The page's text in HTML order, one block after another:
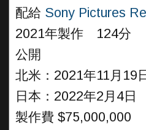
配給 Sony Pictures
2021年製作 124分
公開
北米：2021年11月19
日本：2022年2月4日
製作費 $75,000,000